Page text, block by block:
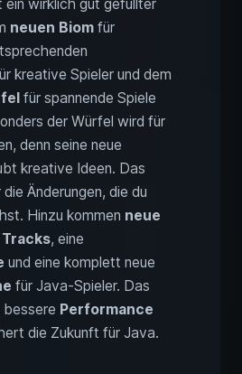
ein wirklich gut gefüllter
neuen Biom für
kreative Spieler und dem
für spannende Spiele
der Würfel wird für
denn seine neue
kreative Ideen. Das
Änderungen, die du
Hinzu kommen neue
, eine
und eine komplett neue
für Java-Spieler. Das
bessere Performance
die Zukunft für Java.